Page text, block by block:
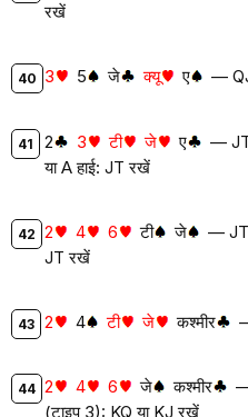
रखें
3 5 जे क्यू ए —
2 3 टी जे ए
— JT
या A हाई: JT रखें
2 4 6 टी जे
— JT
JT रखें
2 4 टी जे कश्मीर
2 4 6 जे कश्मीर
(टाइप 3): KQ या KJ रखें